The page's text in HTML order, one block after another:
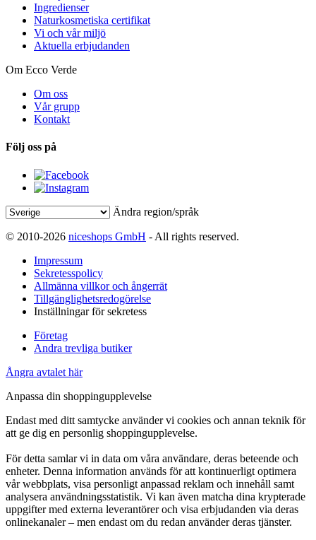
Ingredienser
Naturkosmetiska certifikat
Vi och vår miljö
Aktuella erbjudanden
Om Ecco Verde
Om oss
Vår grupp
Kontakt
Följ oss på
Ändra region/språk
© 2010-2026 niceshops GmbH - All rights reserved.
Impressum
Sekretesspolicy
Allmänna villkor och ångerrät
Tillgänglighetsredogörelse
Inställningar för sekretess
Företag
Andra trevliga butiker
Ångra avtalet här
Anpassa din shoppingupplevelse
Endast med ditt samtycke använder vi cookies och annan teknik för
att ge dig en personlig shoppingupplevelse.
För detta samlar vi in data om våra användare, deras beteende och
enheter. Denna information används för att kontinuerligt optimera
vår webbplats, visa personligt anpassad reklam och innehåll samt
analysera användningsstatistik. Vi kan även matcha dina krypterade
uppgifter med externa leverantörer och visa erbjudanden via deras
onlinekanaler – men endast om du redan använder deras tjänster.